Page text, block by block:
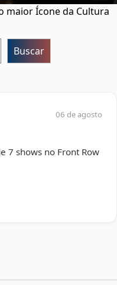
maior Ícone da Cultura
Buscar
06 de agosto
7 shows no Front Row